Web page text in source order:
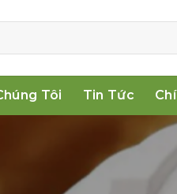
Tôi Tin Tức